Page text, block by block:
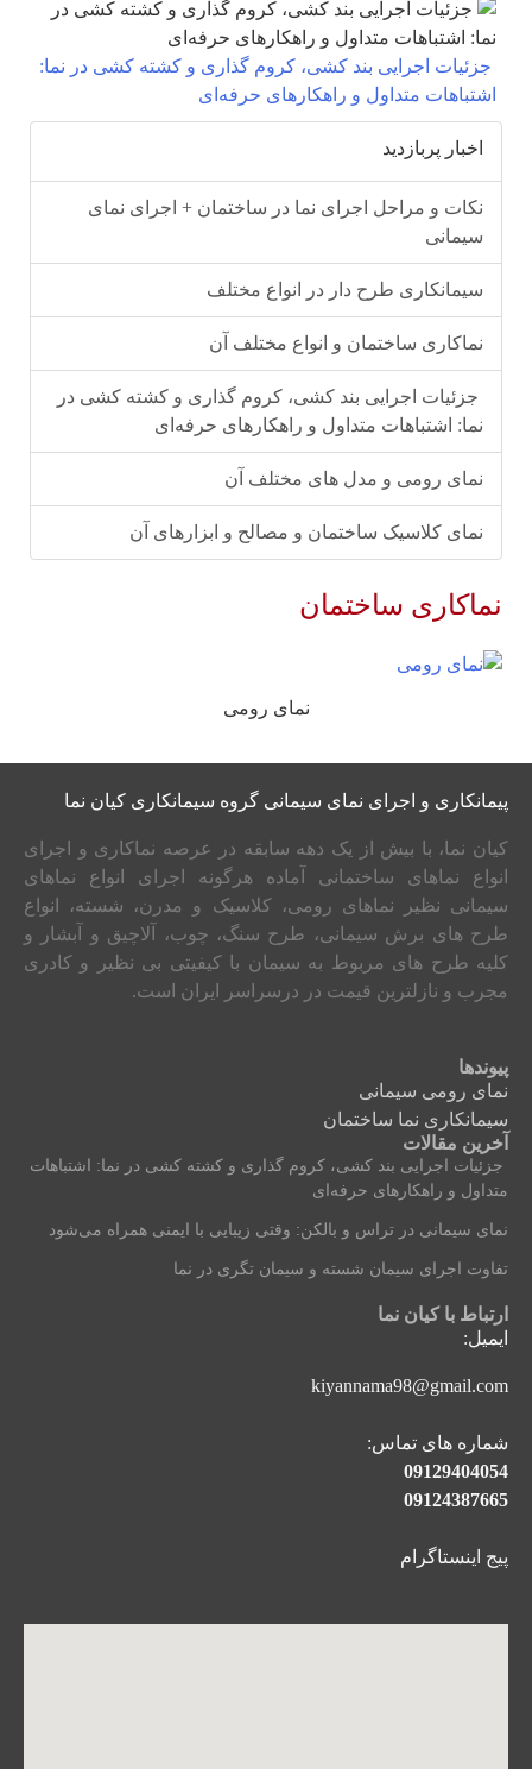
جزئیات اجرایی بند کشی، کروم‌ گذاری و کشته‌ کشی در نما:
اشتباهات متداول و راهکارهای حرفه‌ای
اخبار پربازدید
نکات و مراحل اجرای نما در ساختمان + اجرای نمای
سیمانی
سیمانکاری طرح دار در انواع مختلف
نماکاری ساختمان و انواع مختلف آن
جزئیات اجرایی بند کشی، کروم‌ گذاری و کشته‌ کشی در
نما: اشتباهات متداول و راهکارهای حرفه‌ای
نمای رومی و مدل های مختلف آن
نمای کلاسیک ساختمان و مصالح و ابزارهای آن
نماکاری ساختمان
نمای رومی
پیمانکاری و اجرای نمای سیمانی گروه سیمانکاری کیان نما
کیان نما، با بیش از یک دهه سابقه در عرصه نماکاری و اجرای
انواع نماهای ساختمانی آماده هرگونه اجرای انواع نماهای
سیمانی نظیر نماهای رومی، کلاسیک و مدرن، شسته، انواع
طرح های برش سیمانی، طرح سنگ، چوب، آلاچیق و آبشار و
کلیه طرح های مربوط به سیمان با کیفیتی بی نظیر و کادری
مجرب و نازلترین قیمت در درسراسر ایران است.
پیوندها
نمای رومی سیمانی
سیمانکاری نما ساختمان
آخرین مقالات
جزئیات اجرایی بند کشی، کروم‌ گذاری و کشته‌ کشی در نما: اشتباهات
متداول و راهکارهای حرفه‌ای
نمای سیمانی در تراس و بالکن: وقتی زیبایی با ایمنی همراه می‌شود
تفاوت اجرای سیمان شسته و سیمان تگری در نما
ارتباط با کیان نما
ایمیل:
kiyannama98@gmail.com
شماره های تماس:
09129404054
09124387665
پیج اینستاگرام